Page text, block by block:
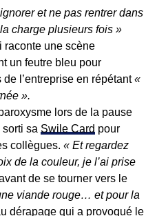
et ne pas rentrer dans
charge plusieurs fois »
raconte une scène
un feutre bleu pour
l’entreprise en répétant«
».
lors de la pause
sa Swile Card pour
collègues. « Et regardez
de la couleur, je l’ai prise
de se tourner vers le
viande rouge… et pour la
dérapage qui a provoqué le